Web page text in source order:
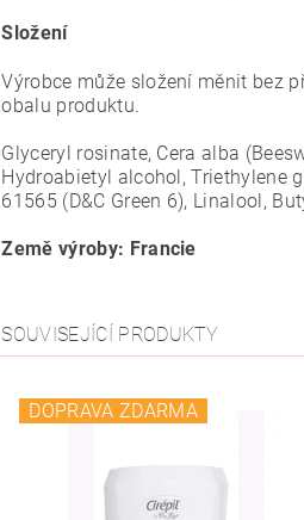
Složení
Výrobce může složení měnit bez
obalu produktu.
Glyceryl rosinate, Cera alba
Hydroabietyl alcohol, Triethylene
61565 (D&C Green 6), Linalool,
Země výroby: Francie
SOUVISEJÍCÍ PRODUKTY
DOPRAVA ZDARMA